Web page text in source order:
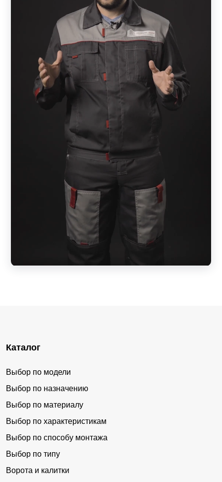
Каталог
Выбор по модели
Выбор по назначению
Выбор по материалу
Выбор по характеристикам
Выбор по способу монтажа
Выбор по типу
Ворота и калитки